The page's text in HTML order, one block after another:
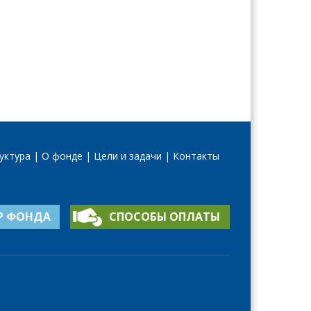
О фонде Цели и задачи Контакты
СПОСОБЫ ОПЛАТЫ
ФОНДА